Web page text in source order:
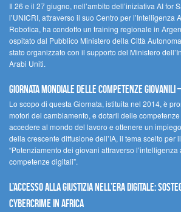
Il 26 e il 27 giugno, nell’ambito dell’iniziativa AI for
l’UNICRI, attraverso il suo Centro per l’Intelligenza
Robotica, ha condotto un training regionale in
ospitato dal Pubblico Ministero della Città
stato organizzato con il supporto del Ministero
Arabi Uniti.
Giornata Mondiale delle Competenze Giovanili
Lo scopo di questa Giornata, istituita nel 2014, è
motori del cambiamento, e dotarli delle
accedere al mondo del lavoro e ottenere un
della crescente diffusione dell’IA, il tema scelto per
“Potenziamento dei giovani attraverso l’intelligenza
competenze digitali”.
L’accesso alla giustizia nell’era digitale:
cybercrime in Africa